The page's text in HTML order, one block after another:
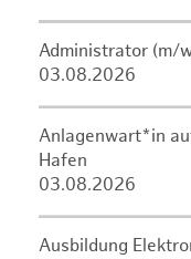
Administrator (m/
03.08.2026
Anlagenwart*in
Hafen
03.08.2026
Ausbildung